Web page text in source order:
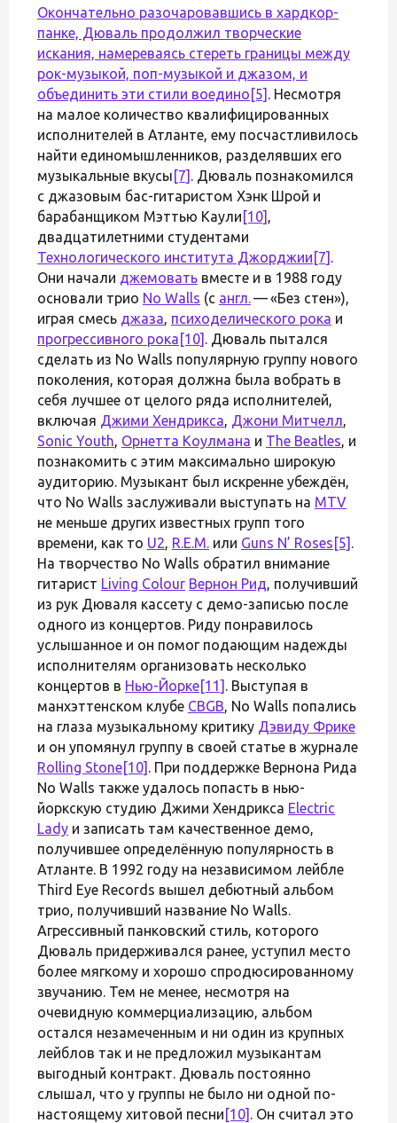
Окончательно разочаровавшись в хардкор-
панке, Дюваль продолжил творческие
искания, намереваясь стереть границы между
рок-музыкой, поп-музыкой и джазом, и
объединить эти стили воедино [5] . Несмотря
на малое количество квалифицированных
исполнителей в Атланте, ему посчастливилось
найти единомышленников, разделявших его
музыкальные вкусы [7] . Дюваль познакомился
с джазовым бас-гитаристом Хэнк Шрой и
барабанщиком Мэттью Каули [10] ,
двадцатилетними студентами
Технологического института Джорджии [7] .
Они начали джемовать вместе и в 1988 году
основали трио No Walls (с англ.— «Без стен»),
играя смесь джаза, психоделического рока и
прогрессивного рока [10] . Дюваль пытался
сделать из No Walls популярную группу нового
поколения, которая должна была вобрать в
себя лучшее от целого ряда исполнителей,
включая Джими Хендрикса, Джони Митчелл,
Sonic Youth, Орнетта Коулмана и The Beatles, и
познакомить с этим максимально широкую
аудиторию. Музыкант был искренне убеждён,
что No Walls заслуживали выступать на MTV
не меньше других известных групп того
времени, как то U2, R.E.M. или Guns N’ Roses [5] .
На творчество No Walls обратил внимание
гитарист Living Colour Вернон Рид, получивший
из рук Дюваля кассету с демо-записью после
одного из концертов. Риду понравилось
услышанное и он помог подающим надежды
исполнителям организовать несколько
концертов в Нью-Йорке[11] . Выступая в
манхэттенском клубе CBGB, No Walls попались
на глаза музыкальному критику Дэвиду Фрике
и он упомянул группу в своей статье в журнале
Rolling Stone[10] . При поддержке Вернона Рида
No Walls также удалось попасть в нью-
йоркскую студию Джими Хендрикса Electric
Lady и записать там качественное демо,
получившее определённую популярность в
Атланте. В 1992 году на независимом лейбле
Third Eye Records вышел дебютный альбом
трио, получивший название No Walls.
Агрессивный панковский стиль, которого
Дюваль придерживался ранее, уступил место
более мягкому и хорошо спродюсированному
звучанию. Тем не менее, несмотря на
очевидную коммерциализацию, альбом
остался незамеченным и ни один из крупных
лейблов так и не предложил музыкантам
выгодный контракт. Дюваль постоянно
слышал, что у группы не было ни одной по-
настоящему хитовой песни [10] . Он считал это